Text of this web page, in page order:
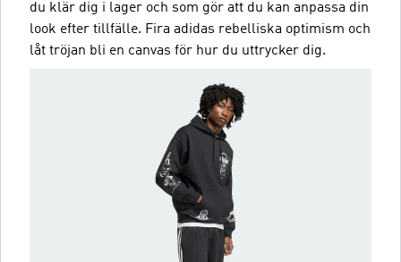
du klär dig i lager och som gör att du kan anpassa din
look efter tillfälle. Fira adidas rebelliska optimism och
låt tröjan bli en canvas för hur du uttrycker dig.